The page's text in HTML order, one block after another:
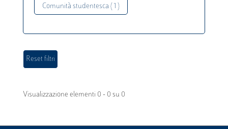
Comunità studentesca ( 1 )
Visualizzazione elementi 0 - 0 su 0